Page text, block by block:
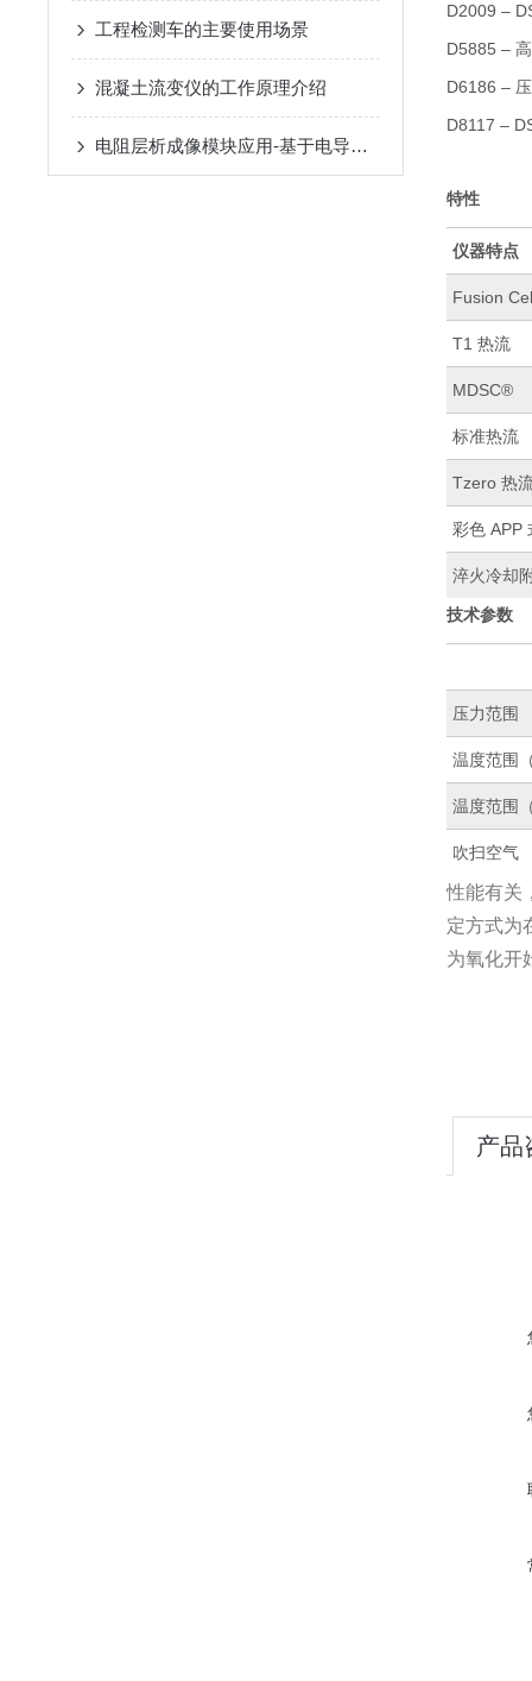
工程检测车的主要使用场景
混凝土流变仪的工作原理介绍
电阻层析成像模块应用-基于电导率层析成像的304不锈钢熔覆层电导率检测研究
D2009 –
D5885 –
D6186 –
D8117 –
特性
仪器特点
Fusion
T1 热流
MDSC®
标准热流
Tzero 热
彩色 APP
淬火冷却
技术参数
压力范围
温度范围
温度范围
吹扫空气
性能有关
定方式为
为氧化开
产品